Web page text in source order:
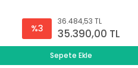
%3
36.484,53 TL
35.390,00 TL
Sepete Ekle